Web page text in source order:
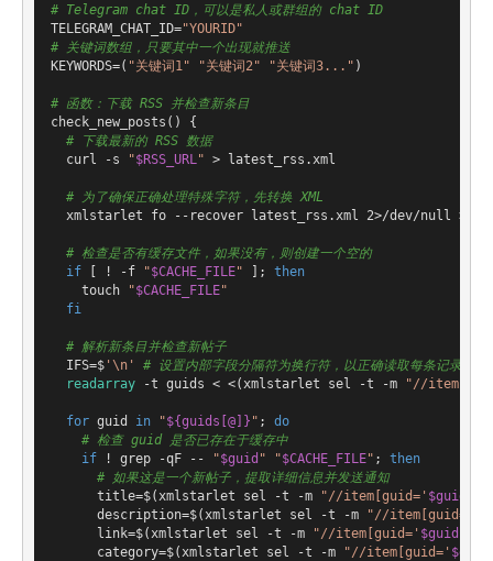
# Telegram chat ID，可以是私人或群组的 chat ID
TELEGRAM_CHAT_ID="YOURID"
# 关键词数组，只要其中一个出现就推送
KEYWORDS=( "关键词1" "关键词2" "关键词3..." )
# 函数：下载 RSS 并检查新条目
check_new_posts () {
# 下载最新的 RSS 数据
  curl -s
"$RSS_URL " > latest_rss.xml
# 为了确保正确处理特殊字符，先转换 XML
xmlstarlet fo --recover latest_rss.xml 2>/dev/null >
# 检查是否有缓存文件，如果没有，则创建一个空的
if [ ! -f "$CACHE_FILE" ]; then
    touch
"$CACHE_FILE"
fi
# 解析新条目并检查新帖子
  IFS=$
'\n'
# 设置内部字段分隔符为换行符，以正确读取每条记录
readarray -t guids < <(xmlstarlet sel -t -m "//item"
for guid in "${guids[@]} " ; do
# 检查 guid 是否已存在于缓存中
if ! grep -qF -- "$guid " "$CACHE_FILE" ; then
# 如果这是一个新帖子，提取详细信息并发送通知
      title=$(xmlstarlet sel -t -m
"//item[guid=' $guid
      description=$(xmlstarlet sel -t -m
"//item[guid='
      link=$(xmlstarlet sel -t -m
"//item[guid=' $guid
      category=$(xmlstarlet sel -t -m
"//item[guid=' $guid